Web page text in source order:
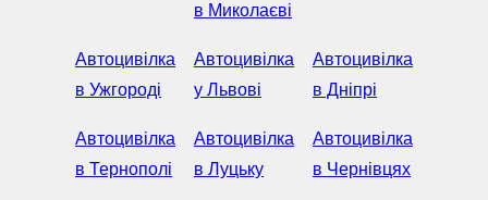
в Миколаєві
Автоцивілка
в Ужгороді
Автоцивілка
у Львові
Автоцивілка
в Дніпрі
Автоцивілка
в Тернополі
Автоцивілка
в Луцьку
Автоцивілка
в Чернівцях